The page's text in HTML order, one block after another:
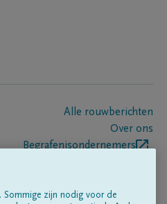
Alle rouwberichten
Over ons
Begrafenisondernemers
Sommige zijn nodig voor de